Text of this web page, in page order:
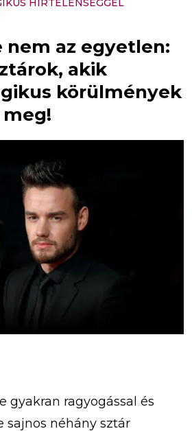
HIRTELENSÉGGEL
nem az egyetlen:
akik
körülmények
gyakran ragyogással és
sajnos néhány sztár